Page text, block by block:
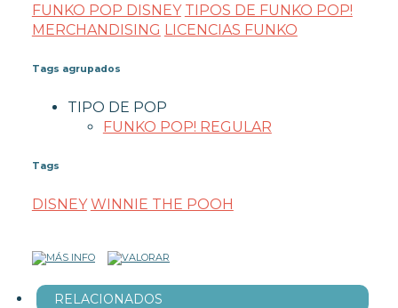
FUNKO POP DISNEY TIPOS DE FUNKO POP!
MERCHANDISING LICENCIAS FUNKO
Tags agrupados
TIPO DE POP
FUNKO POP! REGULAR
Tags
DISNEY WINNIE THE POOH
RELACIONADOS